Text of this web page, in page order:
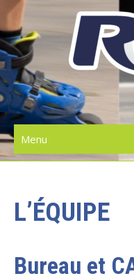
Skip
to
content
RIDE ON
Menu
L’ÉQUIPE
Bureau et